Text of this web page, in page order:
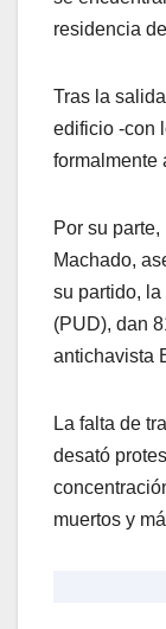
residencia
Tras la
edificio -con
formalmente
Por su
Machado,
su partido,
(PUD), dan
antichavista
La falta de
desató
muertos y